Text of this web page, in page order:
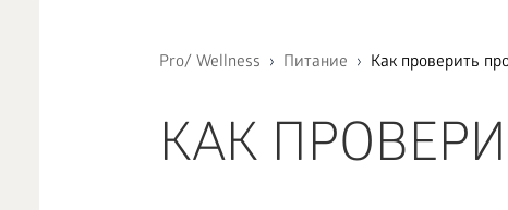
Pro/ Wellness Питание Как проверить
КАК